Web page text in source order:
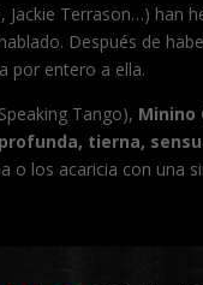
Jackie Terrason…) han
Después de
por entero a ella.
Tango), Minino
tierna,
o los acaricia con una